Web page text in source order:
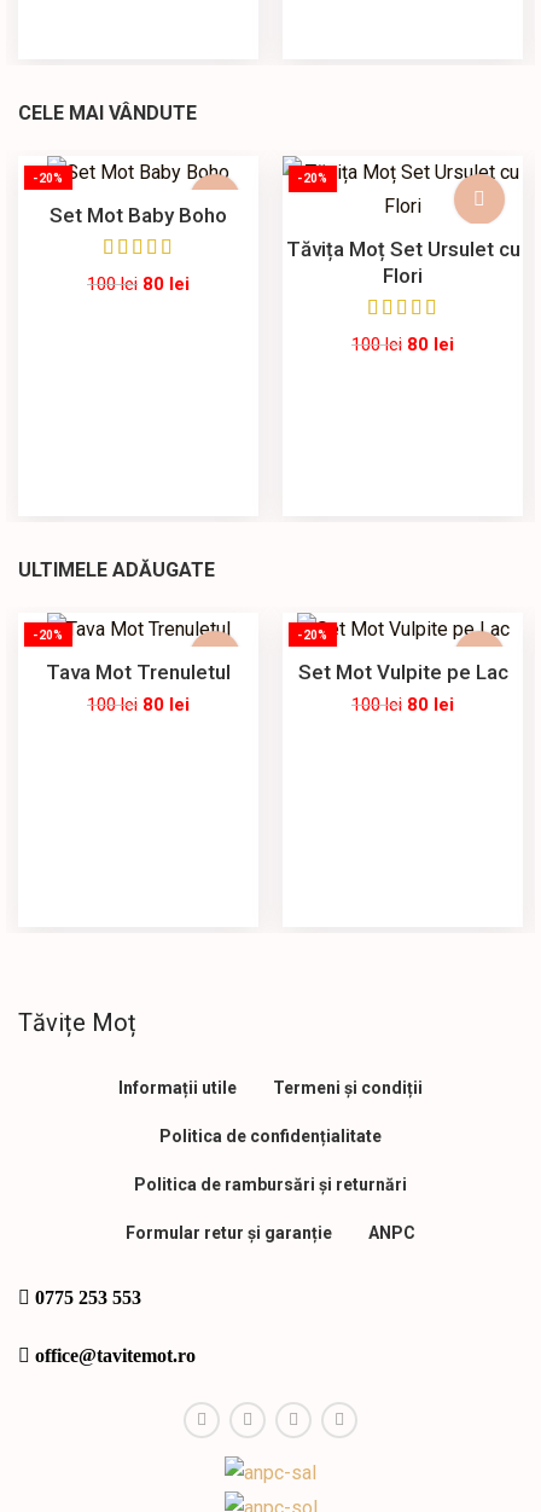
CELE MAI VÂNDUTE
-20%
Set Mot Baby Boho
100lei 80 lei
-20%
Tăvița Moț Set Ursulet cu
Flori
100lei 80 lei
ULTIMELE ADĂUGATE
-20%
Tava Mot Trenuletul
100lei 80 lei
-20%
Set Mot Vulpite pe Lac
100lei 80 lei
Tăvițe Moț
Informații utile Termeni și condiții
Politica de confidențialitate
Politica de rambursări și returnări
Formular retur și garanție ANPC
0775 253 553
office@tavitemot.ro